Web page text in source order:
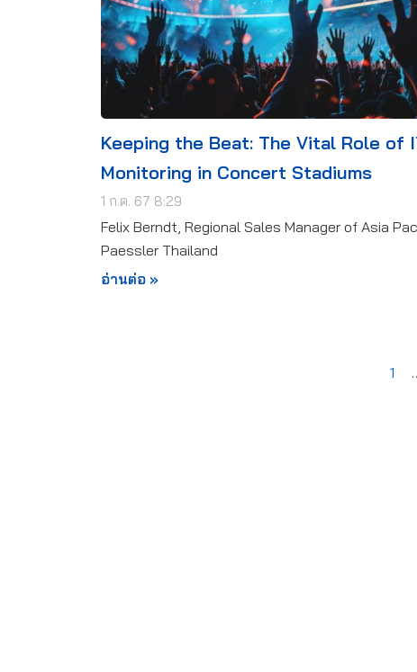
Keeping the Beat: The Vital Role of
Monitoring in Concert Stadiums
1 ก.ค. 67 8:29
Felix Berndt, Regional Sales Manager of Asia
Paessler Thailand
อ่านต่อ »
1